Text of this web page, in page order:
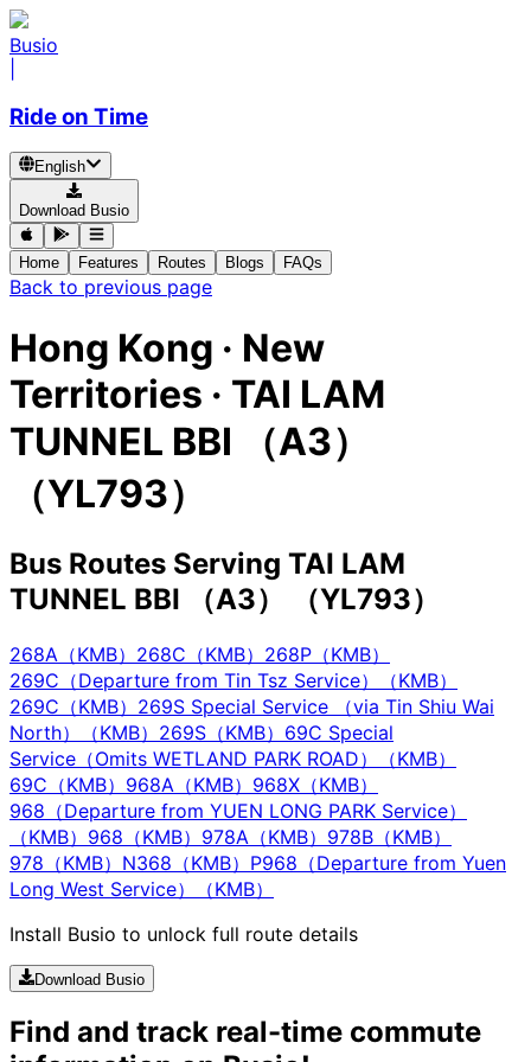
Busio
Ride on Time
English
Download Busio
Home Features Routes Blogs FAQs
Back to previous page
Hong Kong · New
Territories · TAI LAM
TUNNEL BBI （A3）
（YL793）
Bus Routes Serving TAI LAM
TUNNEL BBI （A3） （YL793）
268A（KMB） 268C（KMB） 268P（KMB）
269C（Departure from Tin Tsz Service）（KMB）
269C（KMB） 269S Special Service （via Tin Shiu Wai
North）（KMB） 269S（KMB） 69C Special
Service（Omits WETLAND PARK ROAD）（KMB）
69C（KMB） 968A（KMB） 968X（KMB）
968（Departure from YUEN LONG PARK Service）
（KMB） 968（KMB） 978A（KMB） 978B（KMB）
978（KMB） N368（KMB） P968（Departure from Yuen
Long West Service）（KMB）
Install Busio to unlock full route details
Download Busio
Find and track real-time commute